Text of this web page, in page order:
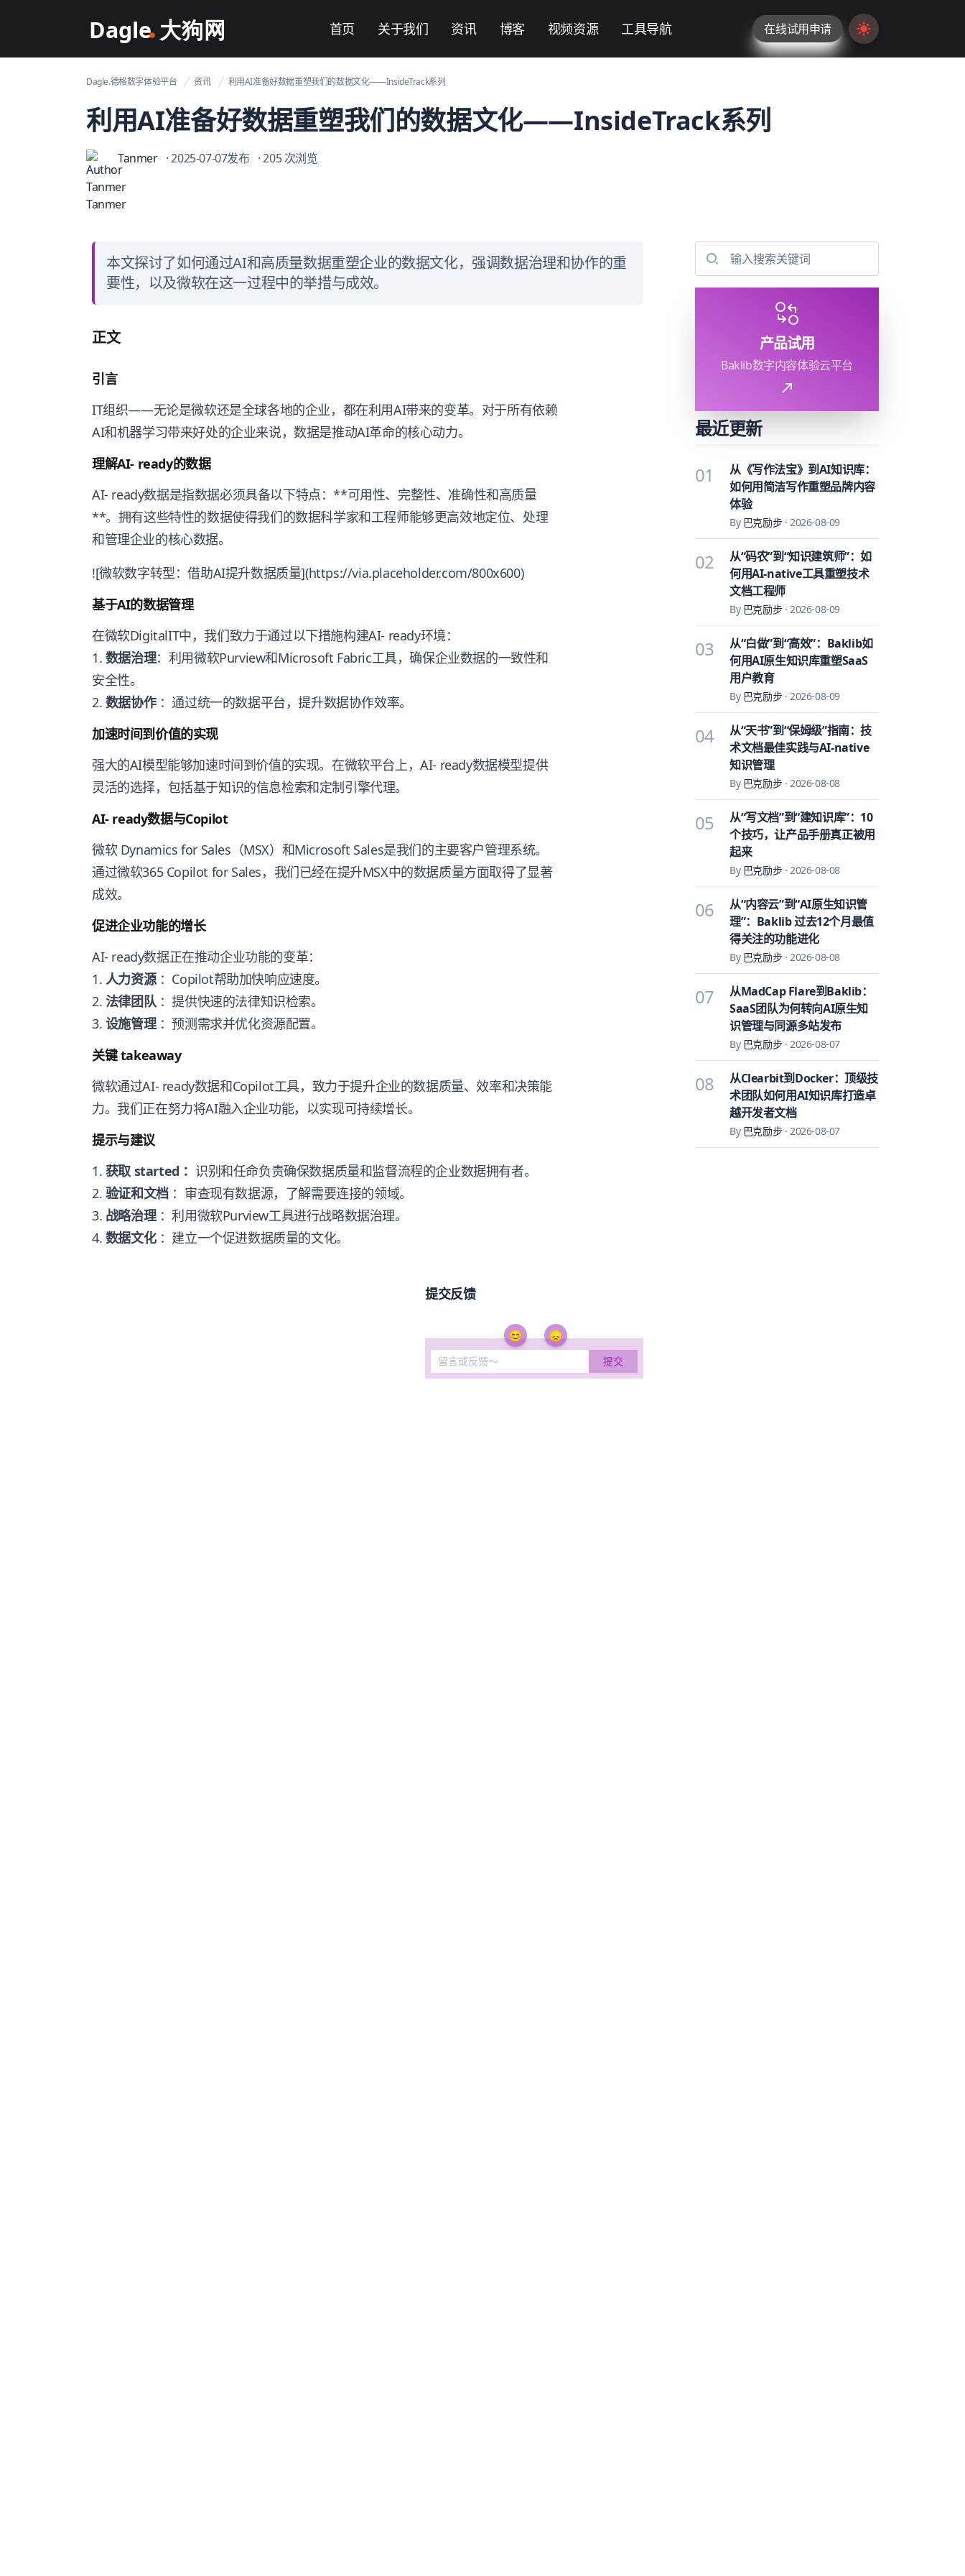
Dagle@数字体验管理 首页 关于我们 资讯 博客 视频资源 工具导航 在线试用申请 Switch to light /
Dagle.德格数字体验平台 资讯 利用AI准备好数据重塑我们的数据文化——InsideTrack系列
利用AI准备好数据重塑我们的数据文化——InsideTrack系列
Tanmer · 2025-07-07发布 · 205 次浏览
本文探讨了如何通过AI和高质量数据重塑企业的数据文化，强调数据治理和协作的重
要性，以及微软在这一过程中的举措与成效。
正文
引言
IT组织——无论是微软还是全球各地的企业，都在利用AI带来的变革。对于所有依赖
AI和机器学习带来好处的企业来说，数据是推动AI革命的核心动力。
理解AI- ready的数据
AI- ready数据是指数据必须具备以下特点：**可用性、完整性、准确性和高质量
**。拥有这些特性的数据使得我们的数据科学家和工程师能够更高效地定位、处理
和管理企业的核心数据。
![微软数字转型：借助AI提升数据质量](https://via.placeholder.com/800x600)
基于AI的数据管理
在微软DigitalIT中，我们致力于通过以下措施构建AI- ready环境：
1. 数据治理：利用微软Purview和Microsoft Fabric工具，确保企业数据的一致性和
安全性。
2. 数据协作：通过统一的数据平台，提升数据协作效率。
加速时间到价值的实现
强大的AI模型能够加速时间到价值的实现。在微软平台上，AI- ready数据模型提供
灵活的选择，包括基于知识的信息检索和定制引擎代理。
AI- ready数据与Copilot
微软 Dynamics for Sales（MSX）和Microsoft Sales是我们的主要客户管理系统。
通过微软365 Copilot for Sales，我们已经在提升MSX中的数据质量方面取得了显著
成效。
促进企业功能的增长
AI- ready数据正在推动企业功能的变革：
1. 人力资源：Copilot帮助加快响应速度。
2. 法律团队：提供快速的法律知识检索。
3. 设施管理：预测需求并优化资源配置。
关键 takeaway
微软通过AI- ready数据和Copilot工具，致力于提升企业的数据质量、效率和决策能
力。我们正在努力将AI融入企业功能，以实现可持续增长。
提示与建议
1. 获取 started ： 识别和任命负责确保数据质量和监督流程的企业数据拥有者。
2. 验证和文档 ：审查现有数据源，了解需要连接的领域。
3. 战略治理 ：利用微软Purview工具进行战略数据治理。
4. 数据文化：建立一个促进数据质量的文化。
提交反馈
😊 😞
产品试用
Baklib数字内容体验云平台
最近更新
01
从《写作法宝》到AI知识库：
如何用简洁写作重塑品牌内容
体验
By 巴克励步·2026-08-09
02
从“码农”到“知识建筑师”：如
何用AI-native工具重塑技术
文档工程师
By 巴克励步·2026-08-09
03
从“白做”到“高效”：Baklib如
何用AI原生知识库重塑SaaS
用户教育
By 巴克励步·2026-08-09
04
从“天书”到“保姆级”指南：技
术文档最佳实践与AI-native
知识管理
By 巴克励步·2026-08-08
05
从“写文档”到“建知识库”：10
个技巧，让产品手册真正被用
起来
By 巴克励步·2026-08-08
06
从“内容云”到“AI原生知识管
理”：Baklib 过去12个月最值
得关注的功能进化
By 巴克励步·2026-08-08
07
从MadCap Flare到Baklib：
SaaS团队为何转向AI原生知
识管理与同源多站发布
By 巴克励步·2026-08-07
08
从Clearbit到Docker：顶级技
术团队如何用AI知识库打造卓
越开发者文档
By 巴克励步·2026-08-07